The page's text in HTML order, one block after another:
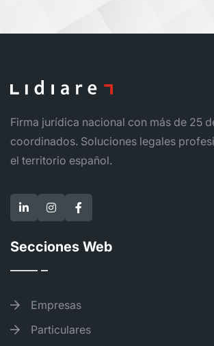
Firma jurídica nacional con más de 25
coordinados. Soluciones legales
el territorio español.
Secciones Web
Empresas
Particulares